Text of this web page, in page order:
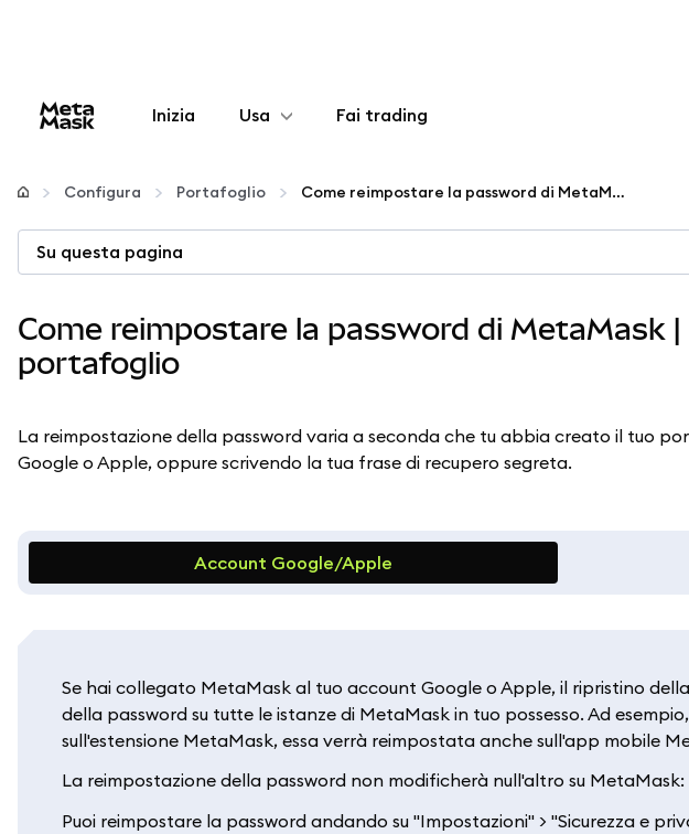
Inizia Usa
Configura
Gestisci criptovalute
Stai al sicuro
Fai trading
Configura Portafoglio Come reimpostare la password di MetaMask | Guida all'accesso al portafoglio
Su questa pagina
Come reimpostare la password di MetaMask |
portafoglio
La reimpostazione della password varia a seconda che tu abbia creato il tuo
Google o Apple, oppure scrivendo la tua frase di recupero segreta.
Account Google/Apple
Se hai collegato MetaMask al tuo account Google o Apple, il ripristino
della password su tutte le istanze di MetaMask in tuo possesso. Ad
sull'estensione MetaMask, essa verrà reimpostata anche sull'app mobile
La reimpostazione della password non modificherà null'altro su
Puoi reimpostare la password andando su "Impostazioni" > "Sicurezza e